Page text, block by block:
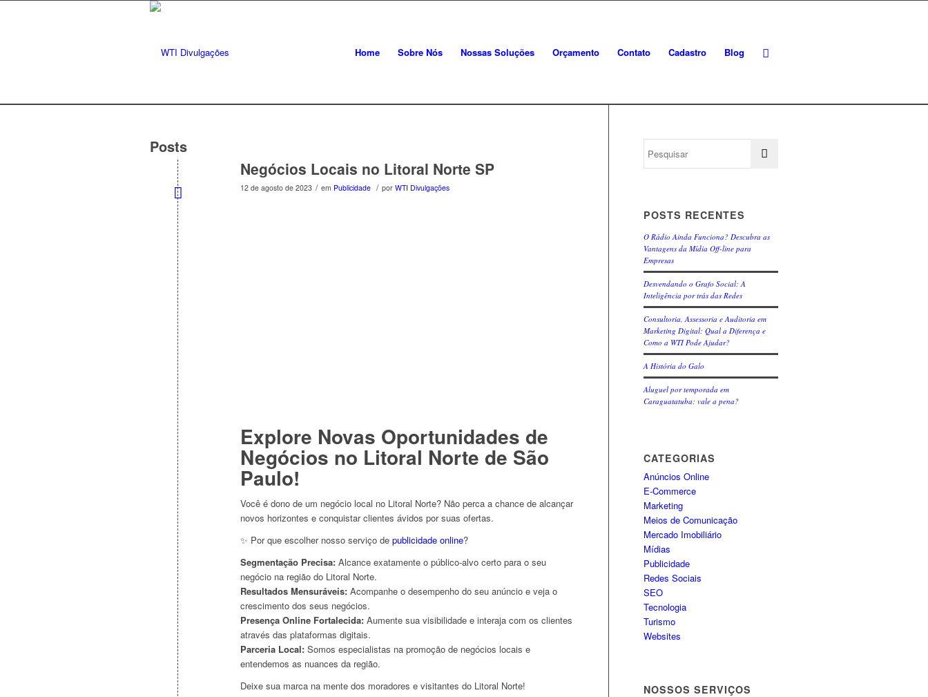
Home Sobre Nós Nossas Soluções Orçamento Contato Cadastro Blog
Posts
Negócios Locais no Litoral Norte SP
12 de agosto de 2023 / em Publicidade / por WTI Divulgações
Explore Novas Oportunidades de
Negócios no Litoral Norte de São
Paulo!
Você é dono de um negócio local no Litoral Norte? Não perca a chance de alcançar
novos horizontes e conquistar clientes ávidos por suas ofertas.
✨ Por que escolher nosso serviço de publicidade online?
Segmentação Precisa: Alcance exatamente o público-alvo certo para o seu
negócio na região do Litoral Norte.
Resultados Mensuráveis: Acompanhe o desempenho do seu anúncio e veja o
crescimento dos seus negócios.
Presença Online Fortalecida: Aumente sua visibilidade e interaja com os clientes
através das plataformas digitais.
Parceria Local: Somos especialistas na promoção de negócios locais e
entendemos as nuances da região.
Deixe sua marca na mente dos moradores e visitantes do Litoral Norte!
POSTS RECENTES
O Rádio Ainda Funciona? Descubra as
Vantagens da Mídia Off-line para
Empresas
Desvendando o Grafo Social: A
Inteligência por trás das Redes
Consultoria, Assessoria e Auditoria em
Marketing Digital: Qual a Diferença e
Como a WTI Pode Ajudar?
A História do Galo
Aluguel por temporada em
Caraguatatuba: vale a pena?
CATEGORIAS
Anúncios Online
E-Commerce
Marketing
Meios de Comunicação
Mercado Imobiliário
Mídias
Publicidade
Redes Sociais
SEO
Tecnologia
Turismo
Websites
NOSSOS SERVIÇOS